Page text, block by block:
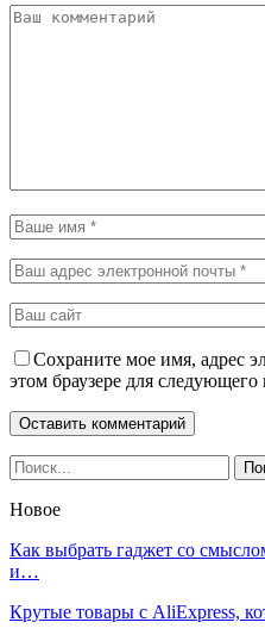
Сохраните мое имя, адрес
этом браузере для следующего
Новое
Как выбрать гаджет со
и…
Крутые товары с AliExpress,